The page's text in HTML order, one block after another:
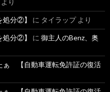
処分②】 に タイラップより
処分②】 に 御主人のBenz、奥
ぁ 【自動車運転免許証の復活